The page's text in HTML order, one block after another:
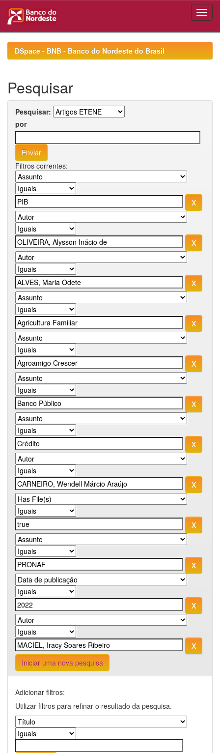
navigationDSpace - BNB - Banco do Nordeste do Brasil
Pesquisar
Pesquisar:
por
Filtros correntes:
Iniciar uma nova pesquisa
Adicionar filtros:
Utilizar filtros para refinar o resultado da pesquisa.